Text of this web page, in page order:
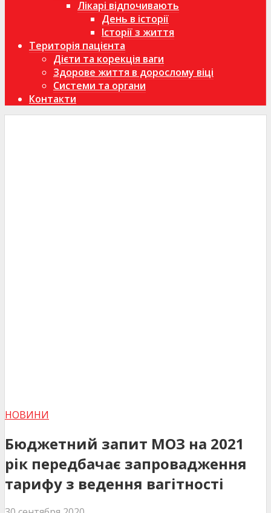
Лікарі відпочивають
День в історії
Історії з життя
Територія пацієнта
Дієти та корекція ваги
Здорове життя в дорослому віці
Системи та органи
Контакти
НОВИНИ
Бюджетний запит МОЗ на 2021
рік передбачає запровадження
тарифу з ведення вагітності